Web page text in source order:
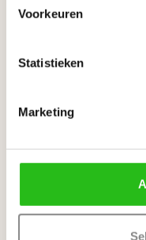
Voorkeuren
Statistieken
Marketing
Veel gestelde vragen
Verschil tussen een
Ons team staat klaar